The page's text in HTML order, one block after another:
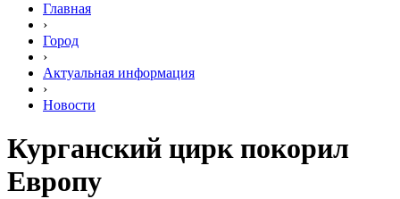
Главная
›
Город
›
Актуальная информация
›
Новости
Курганский цирк покорил
Европу